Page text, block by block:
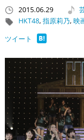
2015.06.29
HKT48, 指原莉乃, 映
ツイート